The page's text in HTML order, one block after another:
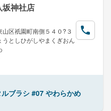
神社店
区祇園町南側５４０?３
うとしひがしやまくぎおん
ブラシ #07 やわらかめ